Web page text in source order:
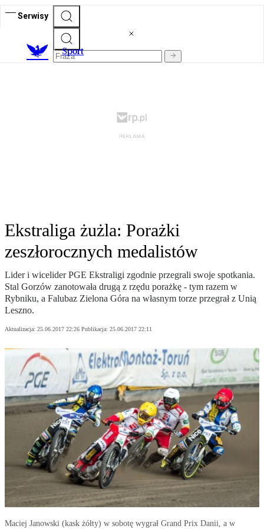
Serwisy
Sport
Ekstraliga żużla: Porażki
zeszłorocznych medalistów
Lider i wicelider PGE Ekstraligi zgodnie przegrali swoje spotkania.
Stal Gorzów zanotowała drugą z rzędu porażkę - tym razem w
Rybniku, a Falubaz Zielona Góra na własnym torze przegrał z Unią
Leszno.
Aktualizacja: 25.06.2017 22:26 Publikacja: 25.06.2017 22:11
Maciej Janowski (kask żółty) w sobotę wygrał Grand Prix Danii, a w